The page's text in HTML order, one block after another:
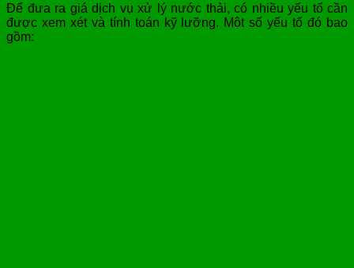
Để đưa ra giá dịch vụ xử lý nước thải, có nhiều yếu tố cần
được xem xét và tính toán kỹ lưỡng. Một số yếu tố đó bao
gồm: